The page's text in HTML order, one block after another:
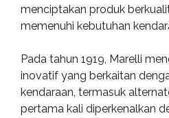
menciptakan produk
memenuhi kebutuhan
Pada tahun 1919, Marelli
inovatif yang berkaitan
kendaraan, termasuk
pertama kali diperkenalkan